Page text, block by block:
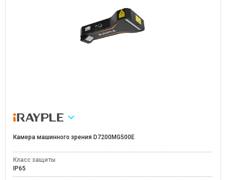
Камера машинного зрения D7200MG500E
Класс защиты
IP65